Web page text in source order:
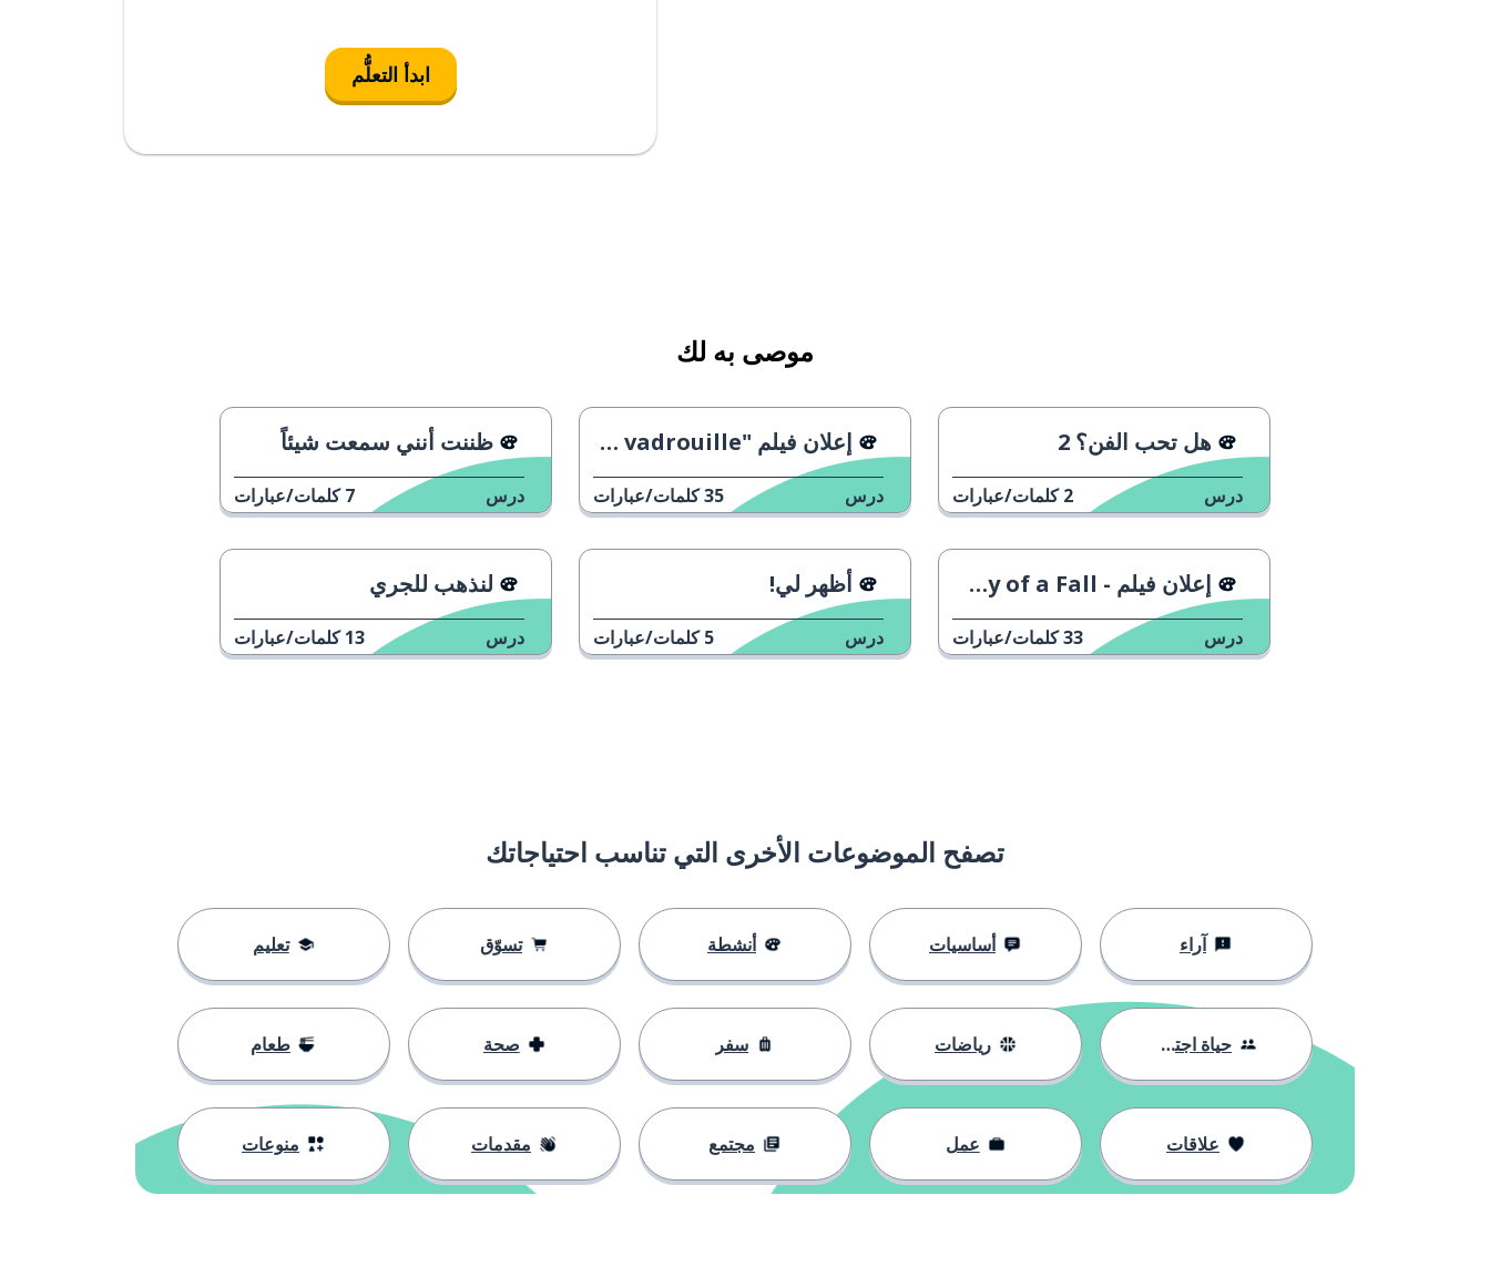
ابدأ التعلُّم
موصى به لك
هل تحب الفن؟ 2
درس 2 كلمات/عبارات
إعلان فيلم "La grande vadrouille"
درس 35كلمات/عبارات
ظننت أنني سمعت شيئاً
درس 7 كلمات/عبارات
إعلان فيلم - Anatomy of a Fall
درس 33كلمات/عبارات
أظهر لي!
درس 5 كلمات/عبارات
لنذهب للجري
درس 13 كلمات/عبارات
تصفح الموضوعات الأخرى التي تناسب احتياجاتك
آراء أساسيات أنشطة تسوّق تعليم
حياة اجتماعية رياضات سفر صحة طعام
علاقات عمل مجتمع مقدمات منوعات